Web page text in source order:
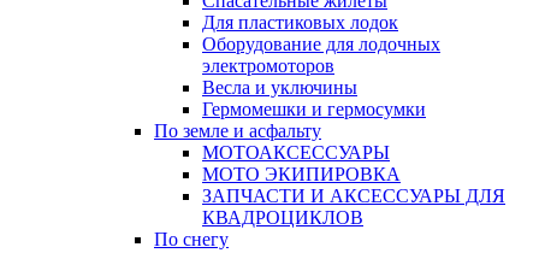
Для пластиковых лодок
Оборудование для лодочных
электромоторов
Весла и уключины
Гермомешки и гермосумки
По земле и асфальту
МОТОАКСЕССУАРЫ
МОТО ЭКИПИРОВКА
ЗАПЧАСТИ И АКСЕССУАРЫ ДЛЯ
КВАДРОЦИКЛОВ
По снегу